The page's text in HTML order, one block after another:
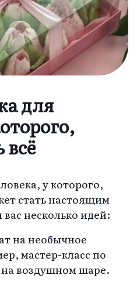
для
всё
у которого,
стать настоящим
несколько идей:
на необычное
мастер-класс по
воздушном шаре.